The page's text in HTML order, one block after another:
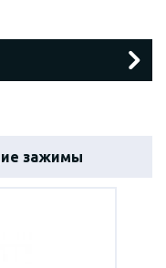
зажимы